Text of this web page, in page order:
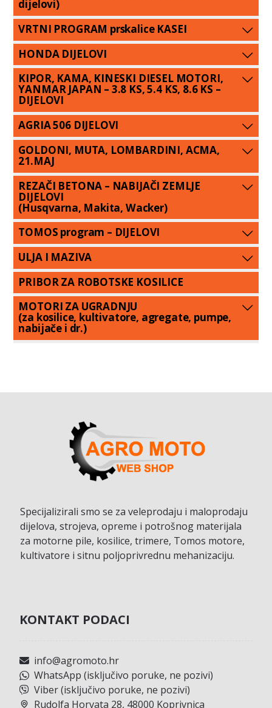
dijelovi)
VRTNI PROGRAM prskalice KASEI
HONDA DIJELOVI
KIPOR, KAMA, KINESKI DIESEL MOTORI,
YANMAR JAPAN – 3.8 KS, 5.4 KS, 8.6 KS –
DIJELOVI
AGRIA 506 DIJELOVI
GOLDONI, MUTA, LOMBARDINI, ACMA,
21.MAJ
REZAČI BETONA – NABIJAČI ZEMLJE
DIJELOVI
(Husqvarna, Makita, Wacker)
TOMOS program – DIJELOVI
ULJA I MAZIVA
PRIBOR ZA ROBOTSKE KOSILICE
MOTORI ZA UGRADNJU
(za kosilice, kultivatore, agregate, pumpe,
nabijače i dr.)
Specijalizirali smo se za veleprodaju i maloprodaju
dijelova, strojeva, opreme i potrošnog materijala
za motorne pile, kosilice, trimere, Tomos motore,
kultivatore i sitnu poljoprivrednu mehanizaciju.
KONTAKT PODACI
info@agromoto.hr
WhatsApp (isključivo poruke, ne pozivi)
Viber (isključivo poruke, ne pozivi)
Rudolfa Horvata 28, 48000 Koprivnica